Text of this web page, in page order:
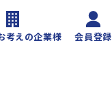
考えの企業様 会員登録